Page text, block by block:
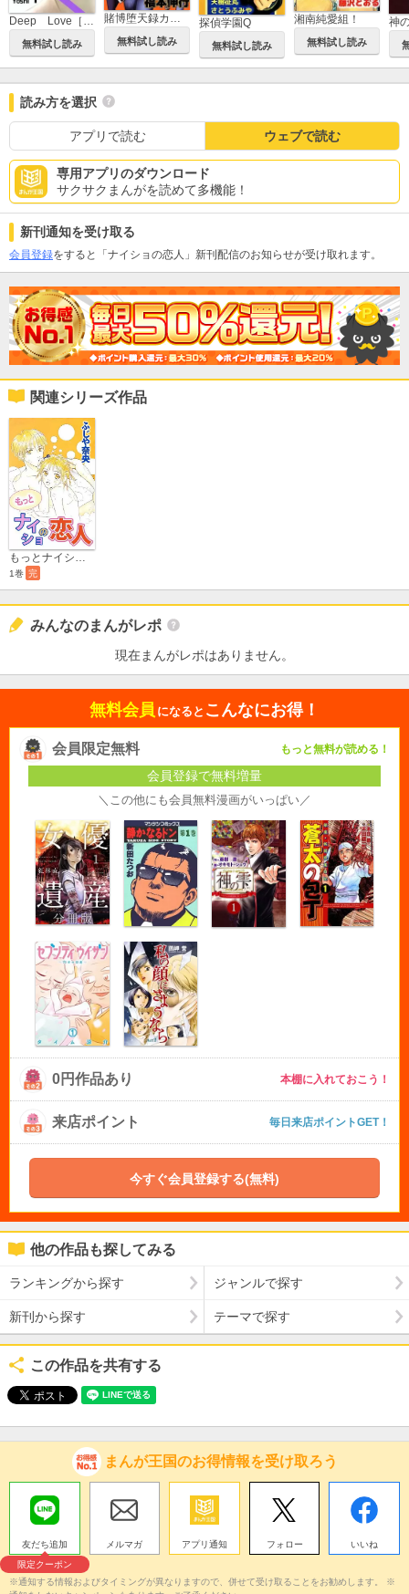
Deep Love［REAL]
無料試し読み
賭博堕天録カイジ 24億脱出編
無料試し読み
探偵学園Q
無料試し読み
湘南純愛組！
無料試し読み
神
読み方を選択
アプリで読む ウェブで読む
専用アプリのダウンロード
サクサクまんがを読めて多機能！
新刊通知を受け取る
会員登録をすると「ナイショの恋人」新刊配信のお知らせが受け取れます。
関連シリーズ作品
もっとナイショの恋人
1巻 完
みんなのまんがレポ
現在まんがレポはありません。
無料会員 になると こんなにお得！
会員限定無料 もっと無料が読める！
会員登録で無料増量
＼この他にも会員無料漫画がいっぱい／
0円作品あり 本棚に入れておこう！
来店ポイント 毎日来店ポイントGET！
今すぐ会員登録する(無料)
他の作品も探してみる
ランキングから探す ジャンルで探す
新刊から探す テーマで探す
この作品を共有する
まんが王国のお得情報を受け取ろう
友だち追加
限定クーポン
メルマガ アプリ通知 フォロー いいね
※通知する情報およびタイミングが異なりますので、併せて受け取ることをお勧めします。 ※